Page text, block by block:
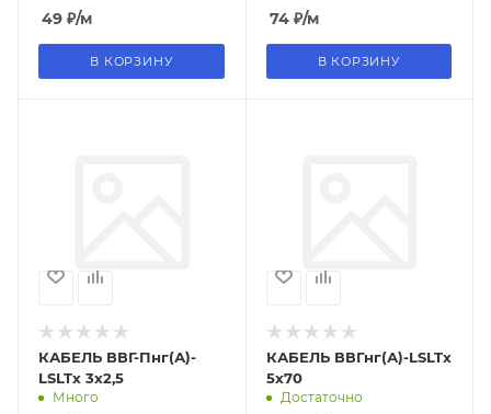
49 ₽/м
В КОРЗИНУ
74₽/м
В КОРЗИНУ
КАБЕЛЬ ВВГ-Пнг(А)-
LSLTx 3х2,5
Много
КАБЕЛЬ ВВГнг(А)-LSLTx
5х70
Достаточно